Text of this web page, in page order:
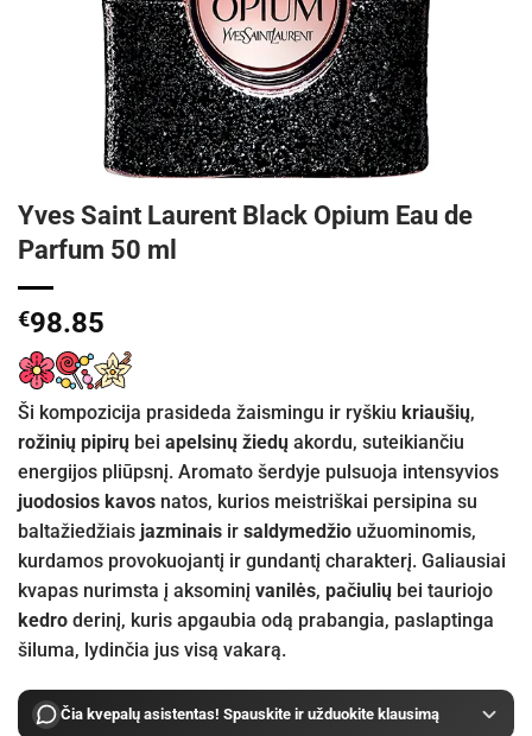
Yves Saint Laurent Black Opium Eau de
Parfum 50 ml
€98.85
Ši kompozicija prasideda žaismingu ir ryškiu kriaušių,
rožinių pipirų bei apelsinų žiedų akordu, suteikiančiu
energijos pliūpsnį. Aromato šerdyje pulsuoja intensyvios
juodosios kavos natos, kurios meistriškai persipina su
baltažiedžiais jazminais ir saldymedžio užuominomis,
kurdamos provokuojantį ir gundantį charakterį. Galiausiai
kvapas nurimsta į aksominį vanilės, pačiulių bei tauriojo
kedro derinį, kuris apgaubia odą prabangia, paslaptinga
šiluma, lydinčia jus visą vakarą.
Čia kvepalų asistentas! Spauskite ir užduokite klausimą